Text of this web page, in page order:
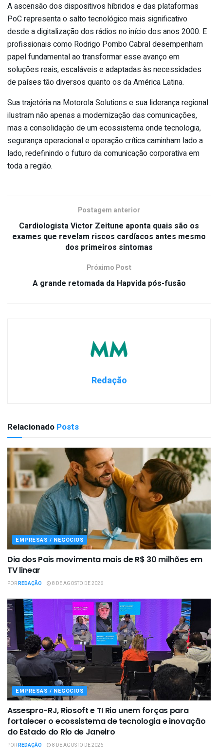
A ascensão dos dispositivos híbridos e das plataformas
PoC representa o salto tecnológico mais significativo
desde a digitalização dos rádios no início dos anos 2000. E
profissionais como Rodrigo Pombo Cabral desempenham
papel fundamental ao transformar esse avanço em
soluções reais, escaláveis e adaptadas às necessidades
de países tão diversos quanto os da América Latina.
Sua trajetória na Motorola Solutions e sua liderança regional
ilustram não apenas a modernização das comunicações,
mas a consolidação de um ecossistema onde tecnologia,
segurança operacional e operação crítica caminham lado a
lado, redefinindo o futuro da comunicação corporativa em
toda a região.
Postagem anterior
Cardiologista Victor Zeitune aponta quais são os
exames que revelam riscos cardíacos antes mesmo
dos primeiros sintomas
Próximo Post
A grande retomada da Hapvida pós-fusão
Redação
Relacionado Posts
EMPRESAS / NEGÓCIOS
Dia dos Pais movimenta mais de R$ 30 milhões em
TV linear
PORREDAÇÃO 8 DE AGOSTO DE 2026
EMPRESAS / NEGÓCIOS
Assespro-RJ, Riosoft e TI Rio unem forças para
fortalecer o ecossistema de tecnologia e inovação
do Estado do Rio de Janeiro
PORREDAÇÃO 8 DE AGOSTO DE 2026